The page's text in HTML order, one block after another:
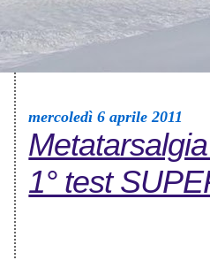
mercoledì 6 aprile 2011
1° test